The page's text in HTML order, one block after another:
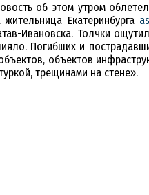
об этом утром
Екатеринбурга
Ивановска. Толчки
Погибших и
объектов
трещинами на стене».